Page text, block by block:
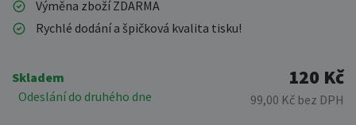
Výměna zboží ZDARMA
Rychlé dodání a špičková kvalita tisku!
Skladem
Odeslání do druhého dne
120 Kč
99,00 Kč bez DPH